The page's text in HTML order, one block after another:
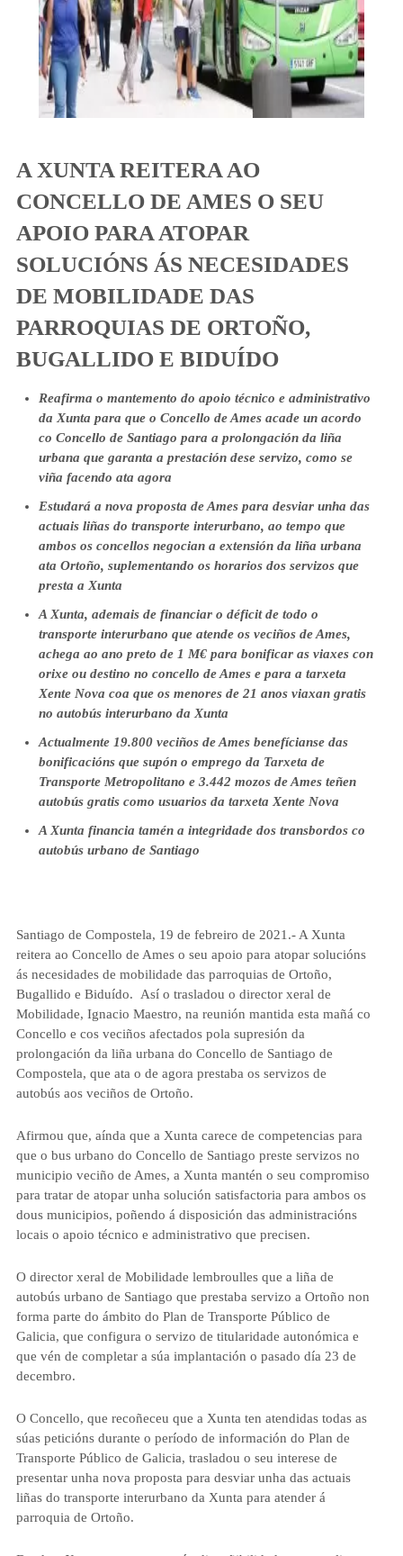
A XUNTA REITERA AO
CONCELLO DE AMES O SEU
APOIO PARA ATOPAR
SOLUCIÓNS ÁS NECESIDADES
DE MOBILIDADE DAS
PARROQUIAS DE ORTOÑO,
BUGALLIDO E BIDUÍDO
Reafirma o mantemento do apoio técnico e administrativo
da Xunta para que o Concello de Ames acade un acordo
co Concello de Santiago para a prolongación da liña
urbana que garanta a prestación dese servizo, como se
viña facendo ata agora
Estudará a nova proposta de Ames para desviar unha das
actuais liñas do transporte interurbano, ao tempo que
ambos os concellos negocian a extensión da liña urbana
ata Ortoño, suplementando os horarios dos servizos que
presta a Xunta
A Xunta, ademais de financiar o déficit de todo o
transporte interurbano que atende os veciños de Ames,
achega ao ano preto de 1 M€ para bonificar as viaxes con
orixe ou destino no concello de Ames e para a tarxeta
Xente Nova coa que os menores de 21 anos viaxan gratis
no autobús interurbano da Xunta
Actualmente 19.800 veciños de Ames benefícianse das
bonificacións que supón o emprego da Tarxeta de
Transporte Metropolitano e 3.442 mozos de Ames teñen
autobús gratis como usuarios da tarxeta Xente Nova
A Xunta financia tamén a integridade dos transbordos co
autobús urbano de Santiago
Santiago de Compostela, 19 de febreiro de 2021.-A Xunta
reitera ao Concello de Ames o seu apoio para atopar solucións
ás necesidades de mobilidade das parroquias de Ortoño,
Bugallido e Biduído. Así o trasladou o director xeral de
Mobilidade, Ignacio Maestro, na reunión mantida esta mañá co
Concello e cos veciños afectados pola supresión da
prolongación da liña urbana do Concello de Santiago de
Compostela, que ata o de agora prestaba os servizos de
autobús aos veciños de Ortoño.
Afirmou que, aínda que a Xunta carece de competencias para
que o bus urbano do Concello de Santiago preste servizos no
municipio veciño de Ames, a Xunta mantén o seu compromiso
para tratar de atopar unha solución satisfactoria para ambos os
dous municipios, poñendo á disposición das administracións
locais o apoio técnico e administrativo que precisen.
O director xeral de Mobilidade lembroulles que a liña de
autobús urbano de Santiago que prestaba servizo a Ortoño non
forma parte do ámbito do Plan de Transporte Público de
Galicia, que configura o servizo de titularidade autonómica e
que vén de completar a súa implantación o pasado día 23 de
decembro.
O Concello, que recoñeceu que a Xunta ten atendidas todas as
súas peticións durante o período de información do Plan de
Transporte Público de Galicia, trasladou o seu interese de
presentar unha nova proposta para desviar unha das actuais
liñas do transporte interurbano da Xunta para atender á
parroquia de Ortoño.